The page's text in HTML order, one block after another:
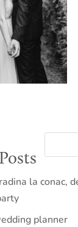
la conac,
planner